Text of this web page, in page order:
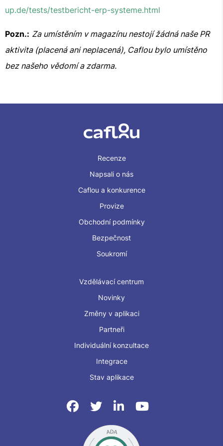
up.de/tests/testbericht-erp-systeme.html
Pozn.: Za umístěním v magazínu nestojí žádná naše PR
aktivita (placená ani neplacená), Caflou bylo umístěno
bez našeho vědomí a zdarma.
Recenze
Napsali o nás
Caflou a konkurence
Provize
Obchodní podmínky
Bezpečnost
Soukromí
Vzdělávací centrum
Novinky
Změny v aplikaci
Partneři
Individuální konzultace
Integrace
Stav aplikace